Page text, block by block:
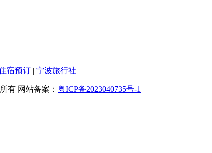
宿预订 | 宁波旅行社
有 网站备案： 粤ICP备2023040735号-1